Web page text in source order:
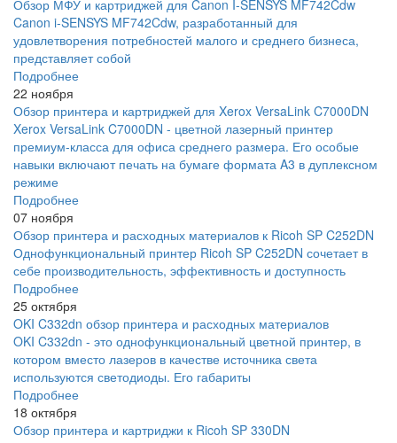
Обзор МФУ и картриджей для Canon I-SENSYS MF742Cdw
Canon i-SENSYS MF742Cdw, разработанный для
удовлетворения потребностей малого и среднего бизнеса,
представляет собой
Подробнее
22 ноября
Обзор принтера и картриджей для Xerox VersaLink C7000DN
Xerox VersaLink C7000DN - цветной лазерный принтер
премиум-класса для офиса среднего размера. Его особые
навыки включают печать на бумаге формата A3 в дуплексном
режиме
Подробнее
07 ноября
Обзор принтера и расходных материалов к Ricoh SP C252DN
Однофункциональный принтер Ricoh SP C252DN сочетает в
себе производительность, эффективность и доступность
Подробнее
25 октября
OKI C332dn обзор принтера и расходных материалов
OKI C332dn - это однофункциональный цветной принтер, в
котором вместо лазеров в качестве источника света
используются светодиоды. Его габариты
Подробнее
18 октября
Обзор принтера и картриджи к Ricoh SP 330DN